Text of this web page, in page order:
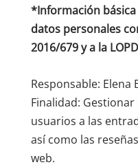
*Información
datos personales
2016/679 y a la
Responsable: Elena
Finalidad:
usuarios a las
así como las
web.